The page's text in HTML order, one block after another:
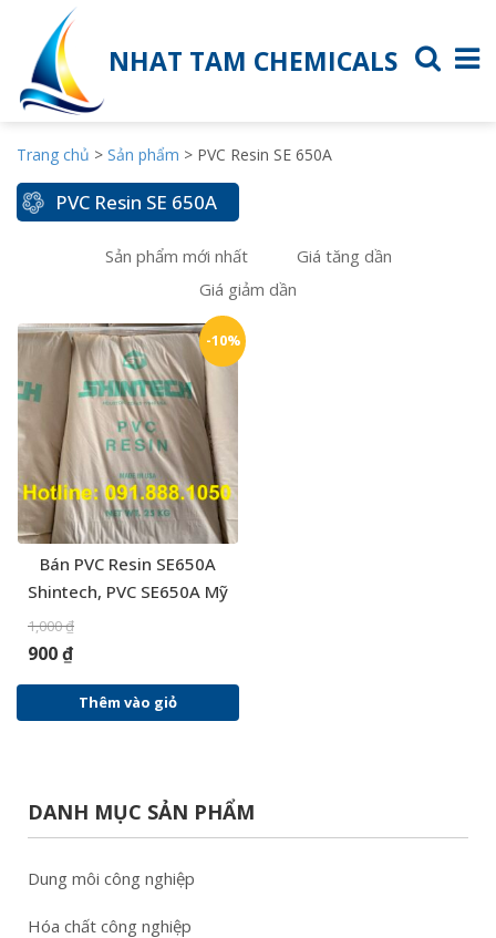
NHAT TAM CHEMICALS
Trang chủ > Sản phẩm > PVC Resin SE 650A
PVC Resin SE 650A
Sản phẩm mới nhất
Giá tăng dần
Giá giảm dần
-10%
Bán PVC Resin SE650A
Shintech, PVC SE650A Mỹ
1,000₫
900₫
Thêm vào giỏ
DANH MỤC SẢN PHẨM
Dung môi công nghiệp
Hóa chất công nghiệp